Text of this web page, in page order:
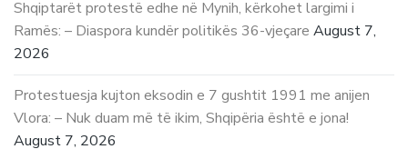
Shqiptarët protestë edhe në Mynih, kërkohet largimi i
Ramës: – Diaspora kundër politikës 36-vjeçare August 7,
2026
Protestuesja kujton eksodin e 7 gushtit 1991 me anijen
Vlora: – Nuk duam më të ikim, Shqipëria është e jona!
August 7, 2026